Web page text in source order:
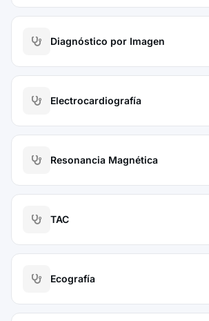
Diagnóstico por Imagen
Electrocardiografía
Resonancia Magnética
TAC
Ecografía